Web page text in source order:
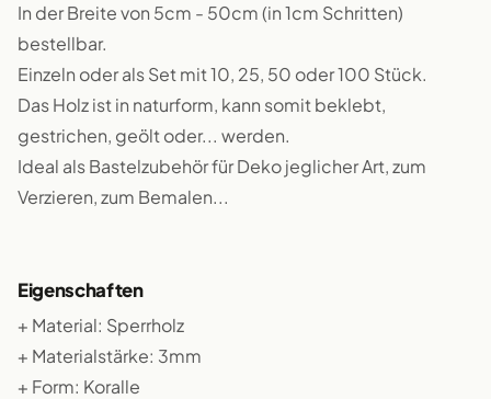
In der Breite von 5cm - 50cm (in 1cm Schritten)
bestellbar.
Einzeln oder als Set mit 10, 25, 50 oder 100 Stück.
Das Holz ist in naturform, kann somit beklebt,
gestrichen, geölt oder... werden.
Ideal als Bastelzubehör für Deko jeglicher Art, zum
Verzieren, zum Bemalen...
Eigenschaften
+ Material: Sperrholz
+ Materialstärke: 3mm
+ Form: Koralle